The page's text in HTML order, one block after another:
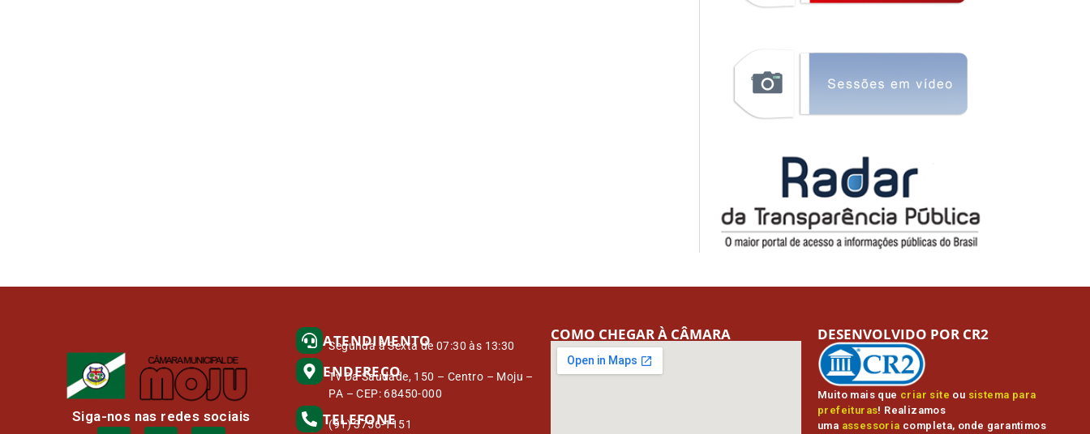
Siga-nos nas redes sociais
ATENDIMENTO
Segunda à Sexta de 07:30 às 13:30
ENDEREÇO
Tv Da Saudade, 150 – Centro – Moju –
PA – CEP: 68450-000
TELEFONE
(91) 3756-1151
COMO CHEGAR À CÂMARA
Muito mais que criar site ou sistema para
prefeituras! Realizamos
uma assessoria completa, onde garantimos
DESENVOLVIDO POR CR2